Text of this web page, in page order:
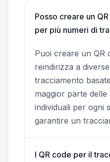
Posso creare un
per più numeri di
Puoi creare un QR
reindirizza a
tracciamento
maggior parte
individuali per ogni
garantire un
I QR code per il